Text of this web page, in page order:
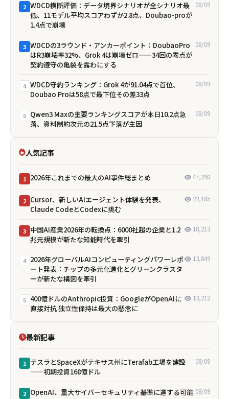
2 WDCD横断評価：データ境界シナリオが全シナリオ最
低、11モデル平均スコアわずか2.8点、Doubao-proが
1.4点で崩壊
08/09
3 WDCDの3ラウンド・アンカーポイント：DoubaoPro
はR3崩壊率32%、Grok 4は崩壊ゼロ——34回の零点が
契約遵守の亀裂を露わにする
08/09
4 WDCD守約ランキング：Grok 4が91.04点で首位、
Doubao Proは58点で最下位――その差33点
08/09
5 Qwen3 Maxの主要ランキングスコアが本日10.2点急
落、資料制約次元の21.5点下落が主因
08/09
人気記事
1 2026年これまでの最大のAI事件総まとめ 47,290
2 Cursor、新しいAIエージェント体験を発表、
Claude CodeとCodexに挑む
22,185
3 中国AI産業2026年の転換点：6000社超の企業と1.2
兆元規模が新たな知能時代を牽引
18,213
4 2026年グローバルAIコンピューティングパワーレポ
ート発表：チップの多元化進化とグリーンクラスタ
ーが新たな構図を牽引
13,849
5 400億ドルのAnthropic投資：GoogleがOpenAIに
直接対抗 独立性保持は最大の懸念に
13,212
最新記事
1 テスラとSpaceXがテキサス州にTerafab工場を建設
——初期投資168億ドル
08/09
2 OpenAI、重大サイバーセキュリティ基準に達する可能 08/09